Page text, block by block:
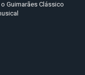
Guimarães Clássico